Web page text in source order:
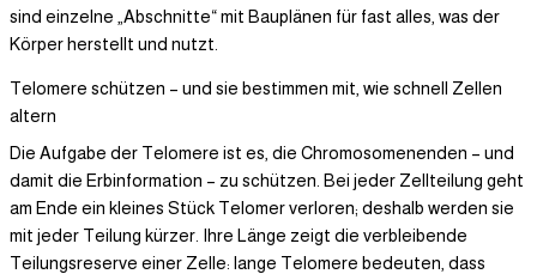
sind einzelne „Abschnitte“ mit Bauplänen für fast alles, was der
Körper herstellt und nutzt.
Telomere schützen – und sie bestimmen mit, wie schnell Zellen
altern
Die Aufgabe der Telomere ist es, die Chromosomenenden – und
damit die Erbinformation – zu schützen. Bei jeder Zellteilung geht
am Ende ein kleines Stück Telomer verloren; deshalb werden sie
mit jeder Teilung kürzer. Ihre Länge zeigt die verbleibende
Teilungsreserve einer Zelle: lange Telomere bedeuten, dass